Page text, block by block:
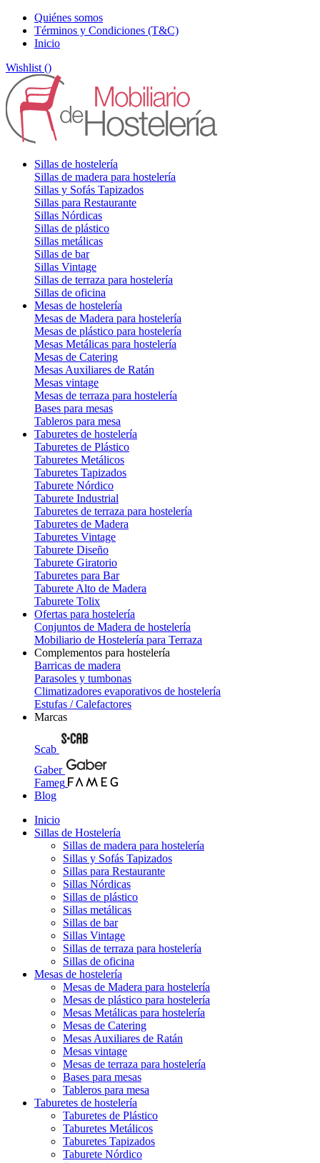
Quiénes somos
Términos y Condiciones (T&C)
Inicio
Wishlist ()
Sillas de hostelería
Sillas de madera para hostelería
Sillas y Sofás Tapizados
Sillas para Restaurante
Sillas Nórdicas
Sillas de plástico
Sillas metálicas
Sillas de bar
Sillas Vintage
Sillas de terraza para hostelería
Sillas de oficina
Mesas de hostelería
Mesas de Madera para hostelería
Mesas de plástico para hostelería
Mesas Metálicas para hostelería
Mesas de Catering
Mesas Auxiliares de Ratán
Mesas vintage
Mesas de terraza para hostelería
Bases para mesas
Tableros para mesa
Taburetes de hostelería
Taburetes de Plástico
Taburetes Metálicos
Taburetes Tapizados
Taburete Nórdico
Taburete Industrial
Taburetes de terraza para hostelería
Taburetes de Madera
Taburetes Vintage
Taburete Diseño
Taburete Giratorio
Taburetes para Bar
Taburete Alto de Madera
Taburete Tolix
Ofertas para hostelería
Conjuntos de Madera de hostelería
Mobiliario de Hostelería para Terraza
Complementos para hostelería
Barricas de madera
Parasoles y tumbonas
Climatizadores evaporativos de hostelería
Estufas / Calefactores
Marcas
Scab
Gaber
Fameg
Blog
Inicio
Sillas de Hostelería
Sillas de madera para hostelería
Sillas y Sofás Tapizados
Sillas para Restaurante
Sillas Nórdicas
Sillas de plástico
Sillas metálicas
Sillas de bar
Sillas Vintage
Sillas de terraza para hostelería
Sillas de oficina
Mesas de hostelería
Mesas de Madera para hostelería
Mesas de plástico para hostelería
Mesas Metálicas para hostelería
Mesas de Catering
Mesas Auxiliares de Ratán
Mesas vintage
Mesas de terraza para hostelería
Bases para mesas
Tableros para mesa
Taburetes de hostelería
Taburetes de Plástico
Taburetes Metálicos
Taburetes Tapizados
Taburete Nórdico